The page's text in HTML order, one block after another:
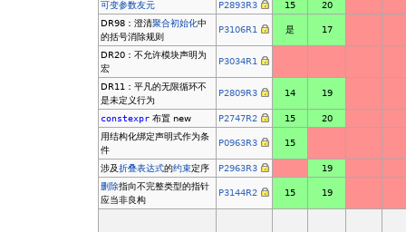
可变参数友元 P2893R3 15
20
DR98：澄清聚合初始化中
的括号消除规则
P3106R1 是 17
DR20：不允许模块声明为
宏
P3034R1
DR11：平凡的无限循环不
是未定义行为
P2809R3 14 19
constexpr 布置 new P2747R2 15
20
用结构化绑定声明式作为条
件
P0963R3 15
涉及折叠表达式的约束定序 P2963R3
19
删除指向不完整类型的指针
应当非良构
P3144R2 15 19